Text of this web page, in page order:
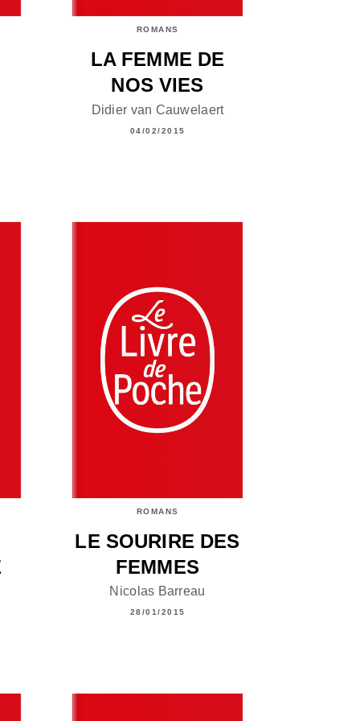
ROMANS
LA FEMME DE
NOS VIES
Didier van Cauwelaert
04/02/2015
ROMANS
LE SOURIRE DES
FEMMES
Nicolas Barreau
28/01/2015